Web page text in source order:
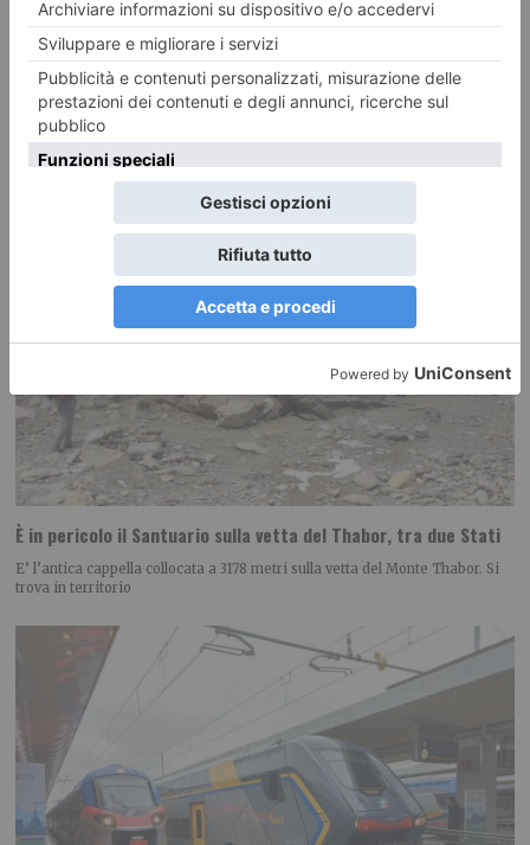
Vino piemontese e clima: le richieste dal confronto in Regione
Il clima è diventato uno dei principali fattori di incertezza per il comparto
vitivinicolo piemontese, non
È in pericolo il Santuario sulla vetta del Thabor, tra due Stati
E’ l’antica cappella collocata a 3178 metri sulla vetta del Monte Thabor. Si
trova in territorio